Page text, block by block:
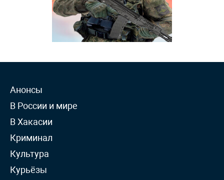
Анонсы
В России и мире
В Хакасии
Криминал
Культура
Курьёзы